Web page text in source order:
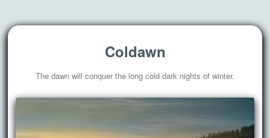
Coldawn
The dawn will conquer the long cold dark nights of winter.